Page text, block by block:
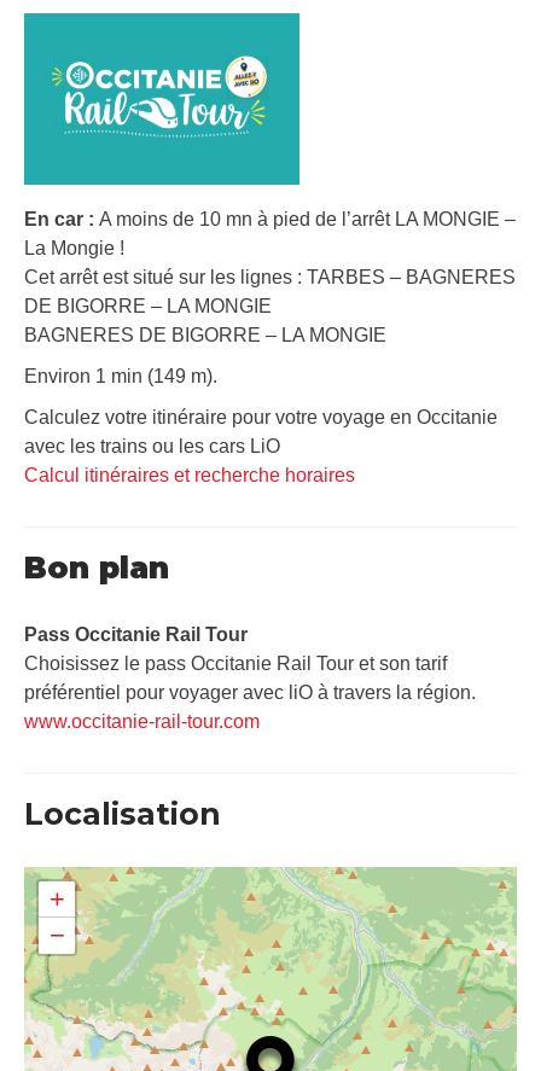
En car : A moins de 10 mn à pied de l’arrêt LA MONGIE –
La Mongie !
Cet arrêt est situé sur les lignes : TARBES – BAGNERES
DE BIGORRE – LA MONGIE
BAGNERES DE BIGORRE – LA MONGIE
Environ 1 min (149 m).
Calculez votre itinéraire pour votre voyage en Occitanie
avec les trains ou les cars LiO
Calcul itinéraires et recherche horaires
Bon plan
Pass Occitanie Rail Tour​
Choisissez le pass Occitanie Rail Tour et son tarif
préférentiel pour voyager avec liO à travers la région.
www.occitanie-rail-tour.com
Localisation
+
−